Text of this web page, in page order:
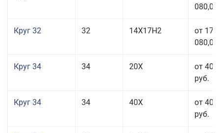
080,00
Круг 32 32 14Х17Н2
от 177
080,00
Круг 34 34 20Х
от 40
руб.
Круг 34 34 40Х
от 40
руб.